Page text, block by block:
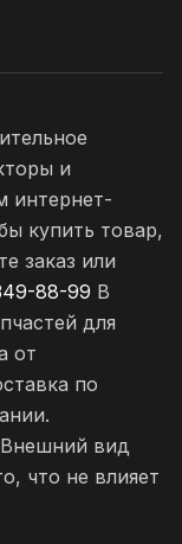
и
интернет-
купить товар,
заказ или
88-99 В
для
от
по
вид
что не влияет